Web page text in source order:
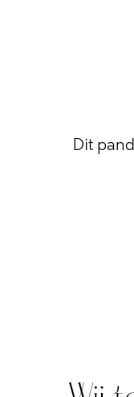
Dit